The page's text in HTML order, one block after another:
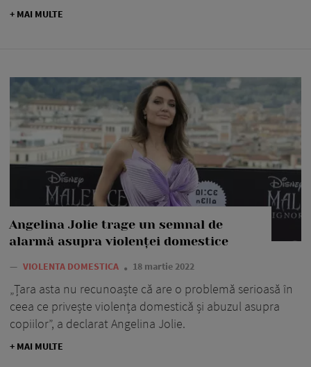
+ MAI MULTE
Angelina Jolie trage un semnal de
alarmă asupra violenței domestice
— VIOLENTA DOMESTICA 18 martie 2022
„Țara asta nu recunoaște că are o problemă serioasă în
ceea ce privește violența domestică și abuzul asupra
copiilor”, a declarat Angelina Jolie.
+ MAI MULTE